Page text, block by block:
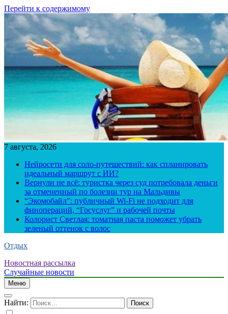
Перейти к содержимому
7 августа, 2026
Нейросети для соло-путешествий: как спланировать
идеальный маршрут с ИИ?
Вернули не всё: туристка через суд потребовала деньги
за отмененный по болезни тур на Мальдивы
“Экомобайл”: публичный Wi-Fi не подходит для
финопераций, “Госуслуг” и рабочей почты
Колорист Светлая: томатная паста поможет убрать
зеленый оттенок с волос
Отдых
Новостная рассылка
Случайные новости
Меню
Найти: